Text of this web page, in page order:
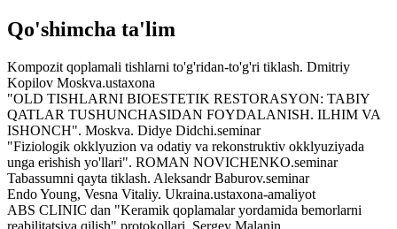
Qo'shimcha ta'lim
Kompozit qoplamali tishlarni to'g'ridan-to'g'ri tiklash. Dmitriy
Kopilov Moskva.ustaxona
"OLD TISHLARNI BIOESTETIK RESTORASYON: TABIY
QATLAR TUSHUNCHASIDAN FOYDALANISH. ILHIM VA
ISHONCH". Moskva. Didye Didchi.seminar
"Fiziologik okklyuzion va odatiy va rekonstruktiv okklyuziyada
unga erishish yo'llari". ROMAN NOVICHENKO.seminar
Tabassumni qayta tiklash. Aleksandr Baburov.seminar
Endo Young, Vesna Vitaliy. Ukraina.ustaxona-amaliyot
ABS CLINIC dan "Keramik qoplamalar yordamida bemorlarni
reabilitatsiya qilish" protokollari. Sergey Malanin.